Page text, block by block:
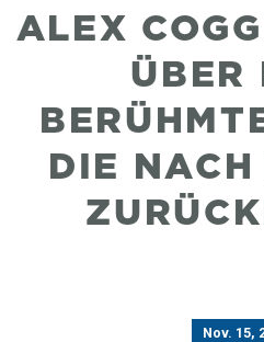
ALEX
ÜBER
DIE
Nov. 15,